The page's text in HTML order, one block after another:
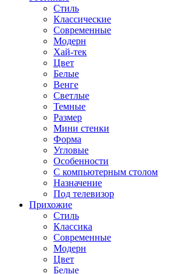
Стиль
Классические
Современные
Модерн
Хай-тек
Цвет
Белые
Венге
Светлые
Темные
Размер
Мини стенки
Форма
Угловые
Особенности
С компьютерным столом
Назначение
Под телевизор
Прихожие
Стиль
Классика
Современные
Модерн
Цвет
Белые